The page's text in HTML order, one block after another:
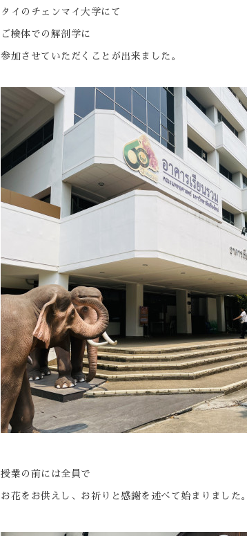
タイのチェンマイ大学にて
ご検体での解剖学に
参加させていただくことが出来ました。
授業の前には全員で
お花をお供えし、お祈りと感謝を述べて始まりました。